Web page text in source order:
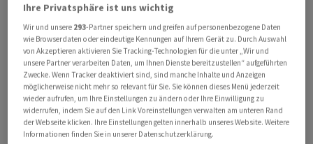
Geldwäscherei und Terrorismusfinanzierung (KGGT)
schrieb.
In der Schweiz bieten immer mehr Finanzintermediäre
Dienstleistungen mit sogenannten Virtual Assets an. Die
Grenzen zwischen dem traditionellen Finanzsektor und
Kryptowährungen werden laut dem Fedpol unschärfer,
da diese Virtual Assets zunehmend in herkömmliche
Ihre Privatsphäre ist uns wichtig
Wir und unsere 293-Partner speichern und greifen auf personenbezogene Daten
wie Browserdaten oder eindeutige Kennungen auf Ihrem Gerät zu. Durch Auswahl
von Akzeptieren aktivieren Sie Tracking-Technologien für die unter „Wir und
unsere Partner verarbeiten Daten, um Ihnen Dienste bereitzustellen“ aufgeführten
Zwecke. Wenn Tracker deaktiviert sind, sind manche Inhalte und Anzeigen
möglicherweise nicht mehr so relevant für Sie. Sie können dieses Menü jederzeit
wieder aufrufen, um Ihre Einstellungen zu ändern oder Ihre Einwilligung zu
widerrufen, indem Sie auf den Link Voreinstellungen verwalten am unteren Rand
der Webseite klicken. Ihre Einstellungen gelten innerhalb unseres Website. Weitere
Informationen finden Sie in unserer Datenschutzerklärung.